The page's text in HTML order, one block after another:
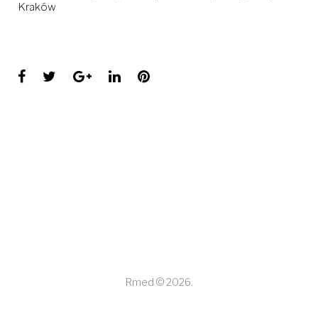
Kraków
Facebook
TwitterGoogle+
LinkedInPinterest
Rmed © 2026.